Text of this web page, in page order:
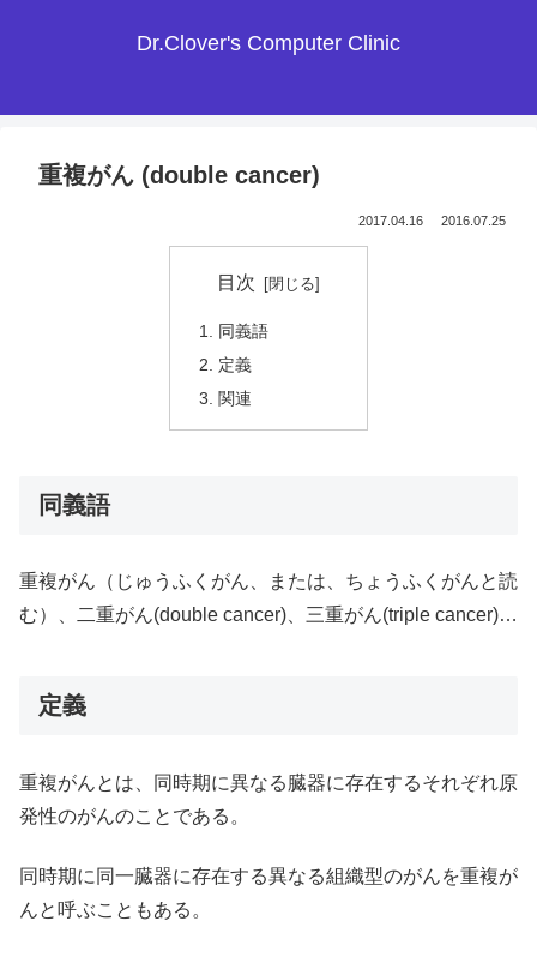
Dr.Clover's Computer Clinic
重複がん (double cancer)
2017.04.16 2016.07.25
目次
同義語
定義
関連
同義語
重複がん（じゅうふくがん、または、ちょうふくがんと読
む）、二重がん(double cancer)、三重がん(triple cancer)…
定義
重複がんとは、同時期に異なる臓器に存在するそれぞれ原
発性のがんのことである。
同時期に同一臓器に存在する異なる組織型のがんを重複が
んと呼ぶこともある。